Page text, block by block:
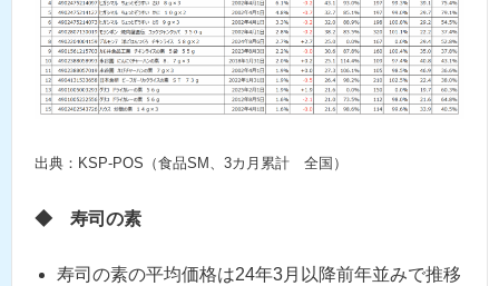
出典：KSP-POS（食品SM、3カ月累計 全国）
◆ 寿司の素
寿司の素の平均価格は24年3月以降前年並みで推移